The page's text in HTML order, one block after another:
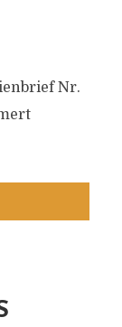
Nr.